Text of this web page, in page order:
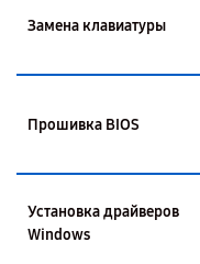
Замена клавиатуры
Прошивка BIOS
Установка драйверов
Windows